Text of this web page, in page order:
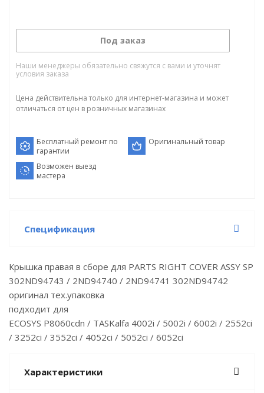
Под заказ
Наши менеджеры обязательно свяжутся с вами и уточнят
условия заказа
Цена действительна только для интернет-магазина и может
отличаться от цен в розничных магазинах
Бесплатный ремонт по
гарантии
Оригинальный товар
Возможен выезд
мастера
Спецификация
Крышка правая в сборе для PARTS RIGHT COVER ASSY SP
302ND94743 / 2ND94740 / 2ND94741 302ND94742
оригинал тех.упаковка
подходит для
ECOSYS P8060cdn / TASKalfa 4002i / 5002i / 6002i / 2552ci
/ 3252ci / 3552ci / 4052ci / 5052ci / 6052ci
Характеристики